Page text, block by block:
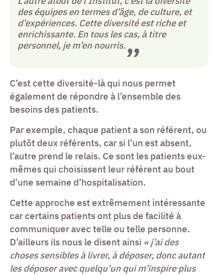
des équipes en termes d’âge, de culture, et
d’expériences. Cette diversité est riche et
enrichissante. En tous les cas, à titre
personnel, je m’en nourris.
C’est cette diversité-là qui nous permet
également de répondre à l’ensemble des
besoins des patients.
Par exemple, chaque patient a son référent, ou
plutôt deux référents, car si l’un est absent,
l’autre prend le relais. Ce sont les patients eux-
mêmes qui choisissent leur référent au bout
d’une semaine d’hospitalisation.
Cette approche est extrêmement intéressante
car certains patients ont plus de facilité à
communiquer avec telle ou telle personne.
D’ailleurs ils nous le disent ainsi « j’ai des
choses sensibles à livrer, à déposer, donc autant
les déposer avec quelqu’un qui m’inspire plus